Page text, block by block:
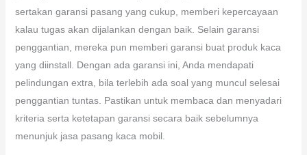
sertakan garansi pasang yang cukup, memberi kepercayaan
kalau tugas akan dijalankan dengan baik. Selain garansi
penggantian, mereka pun memberi garansi buat produk kaca
yang diinstall. Dengan ada garansi ini, Anda mendapati
pelindungan extra, bila terlebih ada soal yang muncul selesai
penggantian tuntas. Pastikan untuk membaca dan menyadari
kriteria serta ketetapan garansi secara baik sebelumnya
menunjuk jasa pasang kaca mobil.